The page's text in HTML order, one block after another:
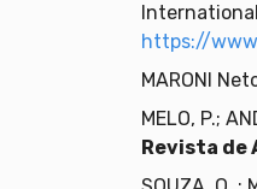
https://
MARONI
MELO, P.;
Revista